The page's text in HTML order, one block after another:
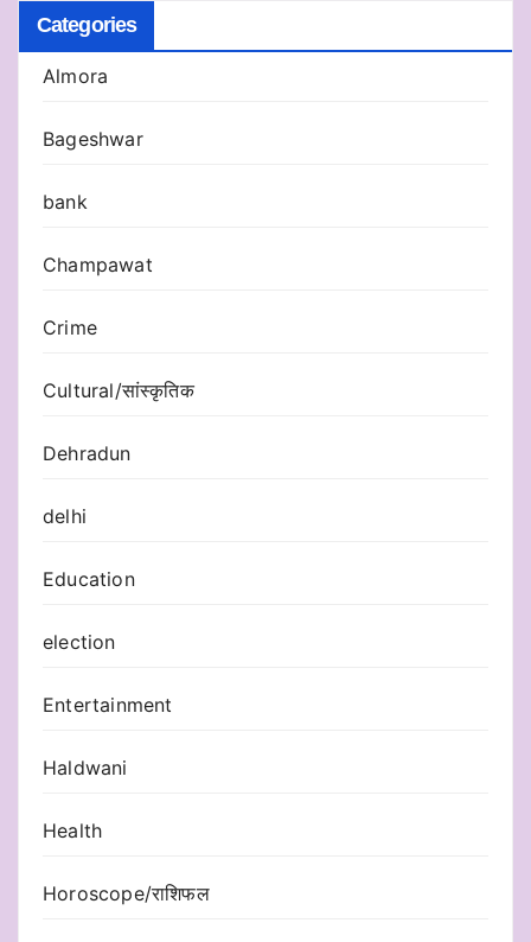
Categories
Almora
Bageshwar
bank
Champawat
Crime
Cultural/सांस्कृतिक
Dehradun
delhi
Education
election
Entertainment
Haldwani
Health
Horoscope/राशिफल